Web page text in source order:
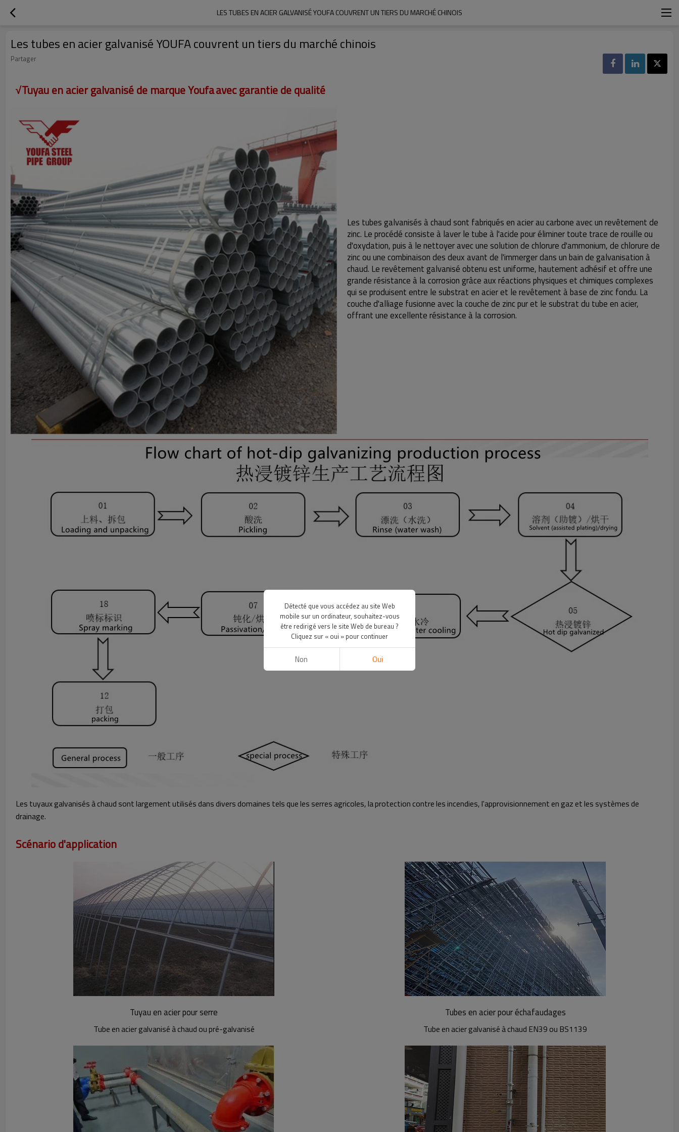
LES TUBES EN ACIER GALVANISÉ YOUFA COUVRENT UN TIERS DU MARCHÉ CHINOIS
Les tubes en acier galvanisé YOUFA couvrent un tiers du marché chinois
Partager
√Tuyau en acier galvanisé de marque Youfaavec garantie de qualité
Les tubes galvanisés à chaud sont fabriqués en acier au carbone avec un revêtement de
zinc. Le procédé consiste à laver le tube à l'acide pour éliminer toute trace de rouille ou
d'oxydation, puis à le nettoyer avec une solution de chlorure d'ammonium, de chlorure de
zinc ou une combinaison des deux avant de l'immerger dans un bain de galvanisation à
chaud. Le revêtement galvanisé obtenu est uniforme, hautement adhésif et offre une
grande résistance à la corrosion grâce aux réactions physiques et chimiques complexes
qui se produisent entre le substrat en acier et le revêtement à base de zinc fondu. La
couche d'alliage fusionne avec la couche de zinc pur et le substrat du tube en acier,
offrant une excellente résistance à la corrosion.
Les tuyaux galvanisés à chaud sont largement utilisés dans divers domaines tels que les serres agricoles, la protection contre les incendies, l'approvisionnement en gaz et les systèmes de
drainage.
Scénario d'application
Tuyau en acier pour serre
Tube en acier galvanisé à chaud ou pré-galvanisé
Tubes en acier pour échafaudages
Tube en acier galvanisé à chaud EN39 ou BS1139
Détecté que vous accédez au site Web
mobile sur un ordinateur, souhaitez-vous
être redirigé vers le site Web de bureau ?
Cliquez sur « oui » pour continuer
Non Oui